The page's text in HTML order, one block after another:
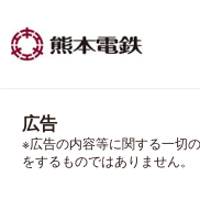
広告
※広告の内容等に関する一切
をするものではありません。